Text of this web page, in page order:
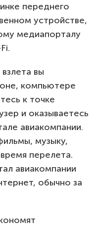
переднего
устройстве,
медиапорталу
вы
компьютере
к точке
и оказываетесь
авиакомпании.
музыку,
перелета.
авиакомпании
обычно за